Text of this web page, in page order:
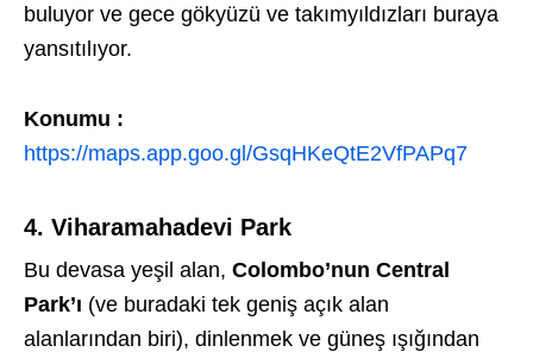
buluyor ve gece gökyüzü ve takımyıldızları buraya
yansıtılıyor.
Konumu :
https://maps.app.goo.gl/GsqHKeQtE2VfPAPq7
4. Viharamahadevi Park
Bu devasa yeşil alan, Colombo’nun Central
Park’ı (ve buradaki tek geniş açık alan
alanlarından biri), dinlenmek ve güneş ışığından